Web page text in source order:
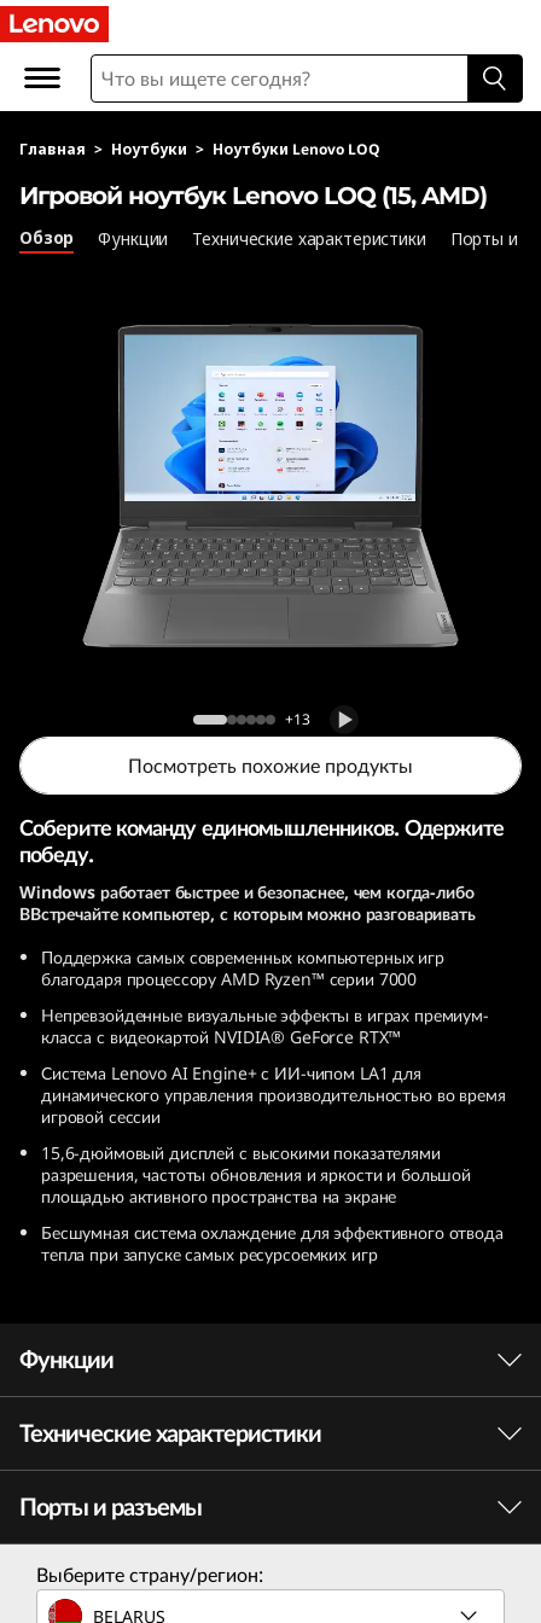
И
р
о
L
n
o
v
o
L
Q
A
M
D
Главная > Ноутбуки > Ноутбуки Lenovo LOQ
Игровой ноутбук Lenovo LOQ (15, AMD)
Игровой ноутбук Lenovo LOQ (15, AMD)
Обзор Функции Технические характеристики Порты и
+13
Посмотреть похожие продукты
Соберите команду единомышленников. Одержите
победу.
Windows работает быстрее и безопаснее, чем когда-либо
ВВстречайте компьютер, с которым можно разговаривать
Поддержка самых современных компьютерных игр
благодаря процессору AMD Ryzen™ серии 7000
Непревзойденные визуальные эффекты в играх премиум-
класса с видеокартой NVIDIA® GeForce RTX™
Система Lenovo AI Engine+ с ИИ-чипом LA1 для
динамического управления производительностью во время
игровой сессии
15,6-дюймовый дисплей с высокими показателями
разрешения, частоты обновления и яркости и большой
площадью активного пространства на экране
Бесшумная система охлаждение для эффективного отвода
тепла при запуске самых ресурсоемких игр
Функции
Высочайшая скорость и максимальная
продолжительность автономной работы
противником и наслаждайтесь долгими
игровыми сессиями благодаря
Технические характеристики
ПРОИЗВОДИТЕЛЬНОСТЬ
Процессор
AMD Ryzen™ 7 7840HS
Порты и разъемы
Выберите страну/регион:
BELARUS